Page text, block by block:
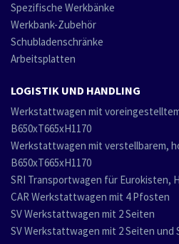
Spezifische Werkbänke
Werkbank-Zubehör
Schubladenschränke
Arbeitsplatten
LOGISTIK UND HANDLING
Werkstattwagen mit
B650xT665xH1170
Werkstattwagen mit verstellbarem,
B650xT665xH1170
SRI Transportwagen für Eurokisten,
CAR Werkstattwagen mit 4 Pfosten
SV Werkstattwagen mit 2 Seiten
SV Werkstattwagen mit 2 Seiten und